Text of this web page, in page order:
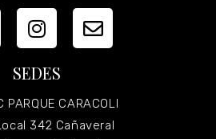
SEDES
PARQUE CARACOLI
342 Cañaveral